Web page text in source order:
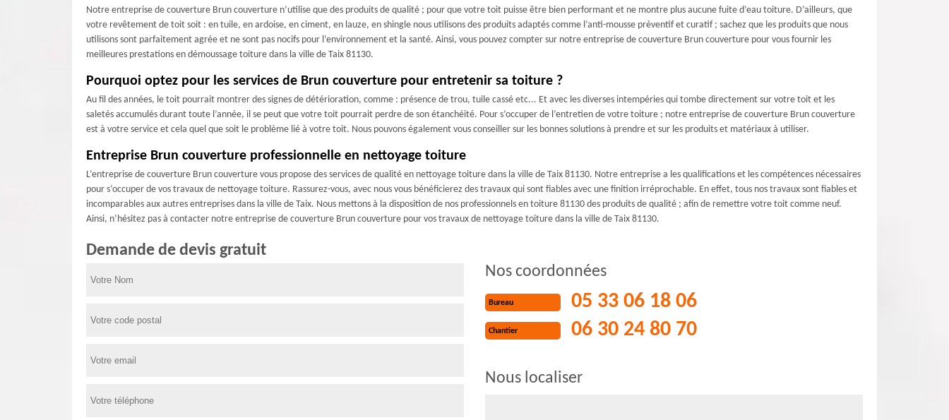
Notre entreprise de couverture Brun couverture n’utilise que des produits de qualité ; pour que votre toit puisse être bien performant et ne montre plus aucune fuite d’eau toiture. D’ailleurs, que
votre revêtement de toit soit : en tuile, en ardoise, en ciment, en lauze, en shingle nous utilisons des produits adaptés comme l’anti-mousse préventif et curatif ; sachez que les produits que nous
utilisons sont parfaitement agrée et ne sont pas nocifs pour l’environnement et la santé. Ainsi, vous pouvez compter sur notre entreprise de couverture Brun couverture pour vous fournir les
meilleures prestations en démoussage toiture dans la ville de Taix 81130.
Pourquoi optez pour les services de Brun couverture pour entretenir sa toiture ?
Au fil des années, le toit pourrait montrer des signes de détérioration, comme : présence de trou, tuile cassé etc... Et avec les diverses intempéries qui tombe directement sur votre toit et les
saletés accumulés durant toute l’année, il se peut que votre toit pourrait perdre de son étanchéité. Pour s’occuper de l’entretien de votre toiture ; notre entreprise de couverture Brun couverture
est à votre service et cela quel que soit le problème lié à votre toit. Nous pouvons également vous conseiller sur les bonnes solutions à prendre et sur les produits et matériaux à utiliser.
Entreprise Brun couverture professionnelle en nettoyage toiture
L’entreprise de couverture Brun couverture vous propose des services de qualité en nettoyage toiture dans la ville de Taix 81130. Notre entreprise a les qualifications et les compétences nécessaires
pour s’occuper de vos travaux de nettoyage toiture. Rassurez-vous, avec nous vous bénéficierez des travaux qui sont fiables avec une finition irréprochable. En effet, tous nos travaux sont fiables et
incomparables aux autres entreprises dans la ville de Taix. Nous mettons à la disposition de nos professionnels en toiture 81130 des produits de qualité ; afin de remettre votre toit comme neuf.
Ainsi, n’hésitez pas à contacter notre entreprise de couverture Brun couverture pour vos travaux de nettoyage toiture dans la ville de Taix 81130.
Demande de devis gratuit
Nos coordonnées
Bureau 05 33 06 18 06
Chantier 06 30 24 80 70
Nous localiser